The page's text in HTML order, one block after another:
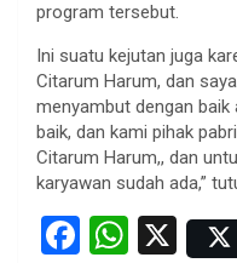
program tersebut.
Ini suatu kejutan juga
Citarum Harum, dan
menyambut dengan baik
baik, dan kami pihak
Citarum Harum,, dan
karyawan sudah ada,”
F
W X